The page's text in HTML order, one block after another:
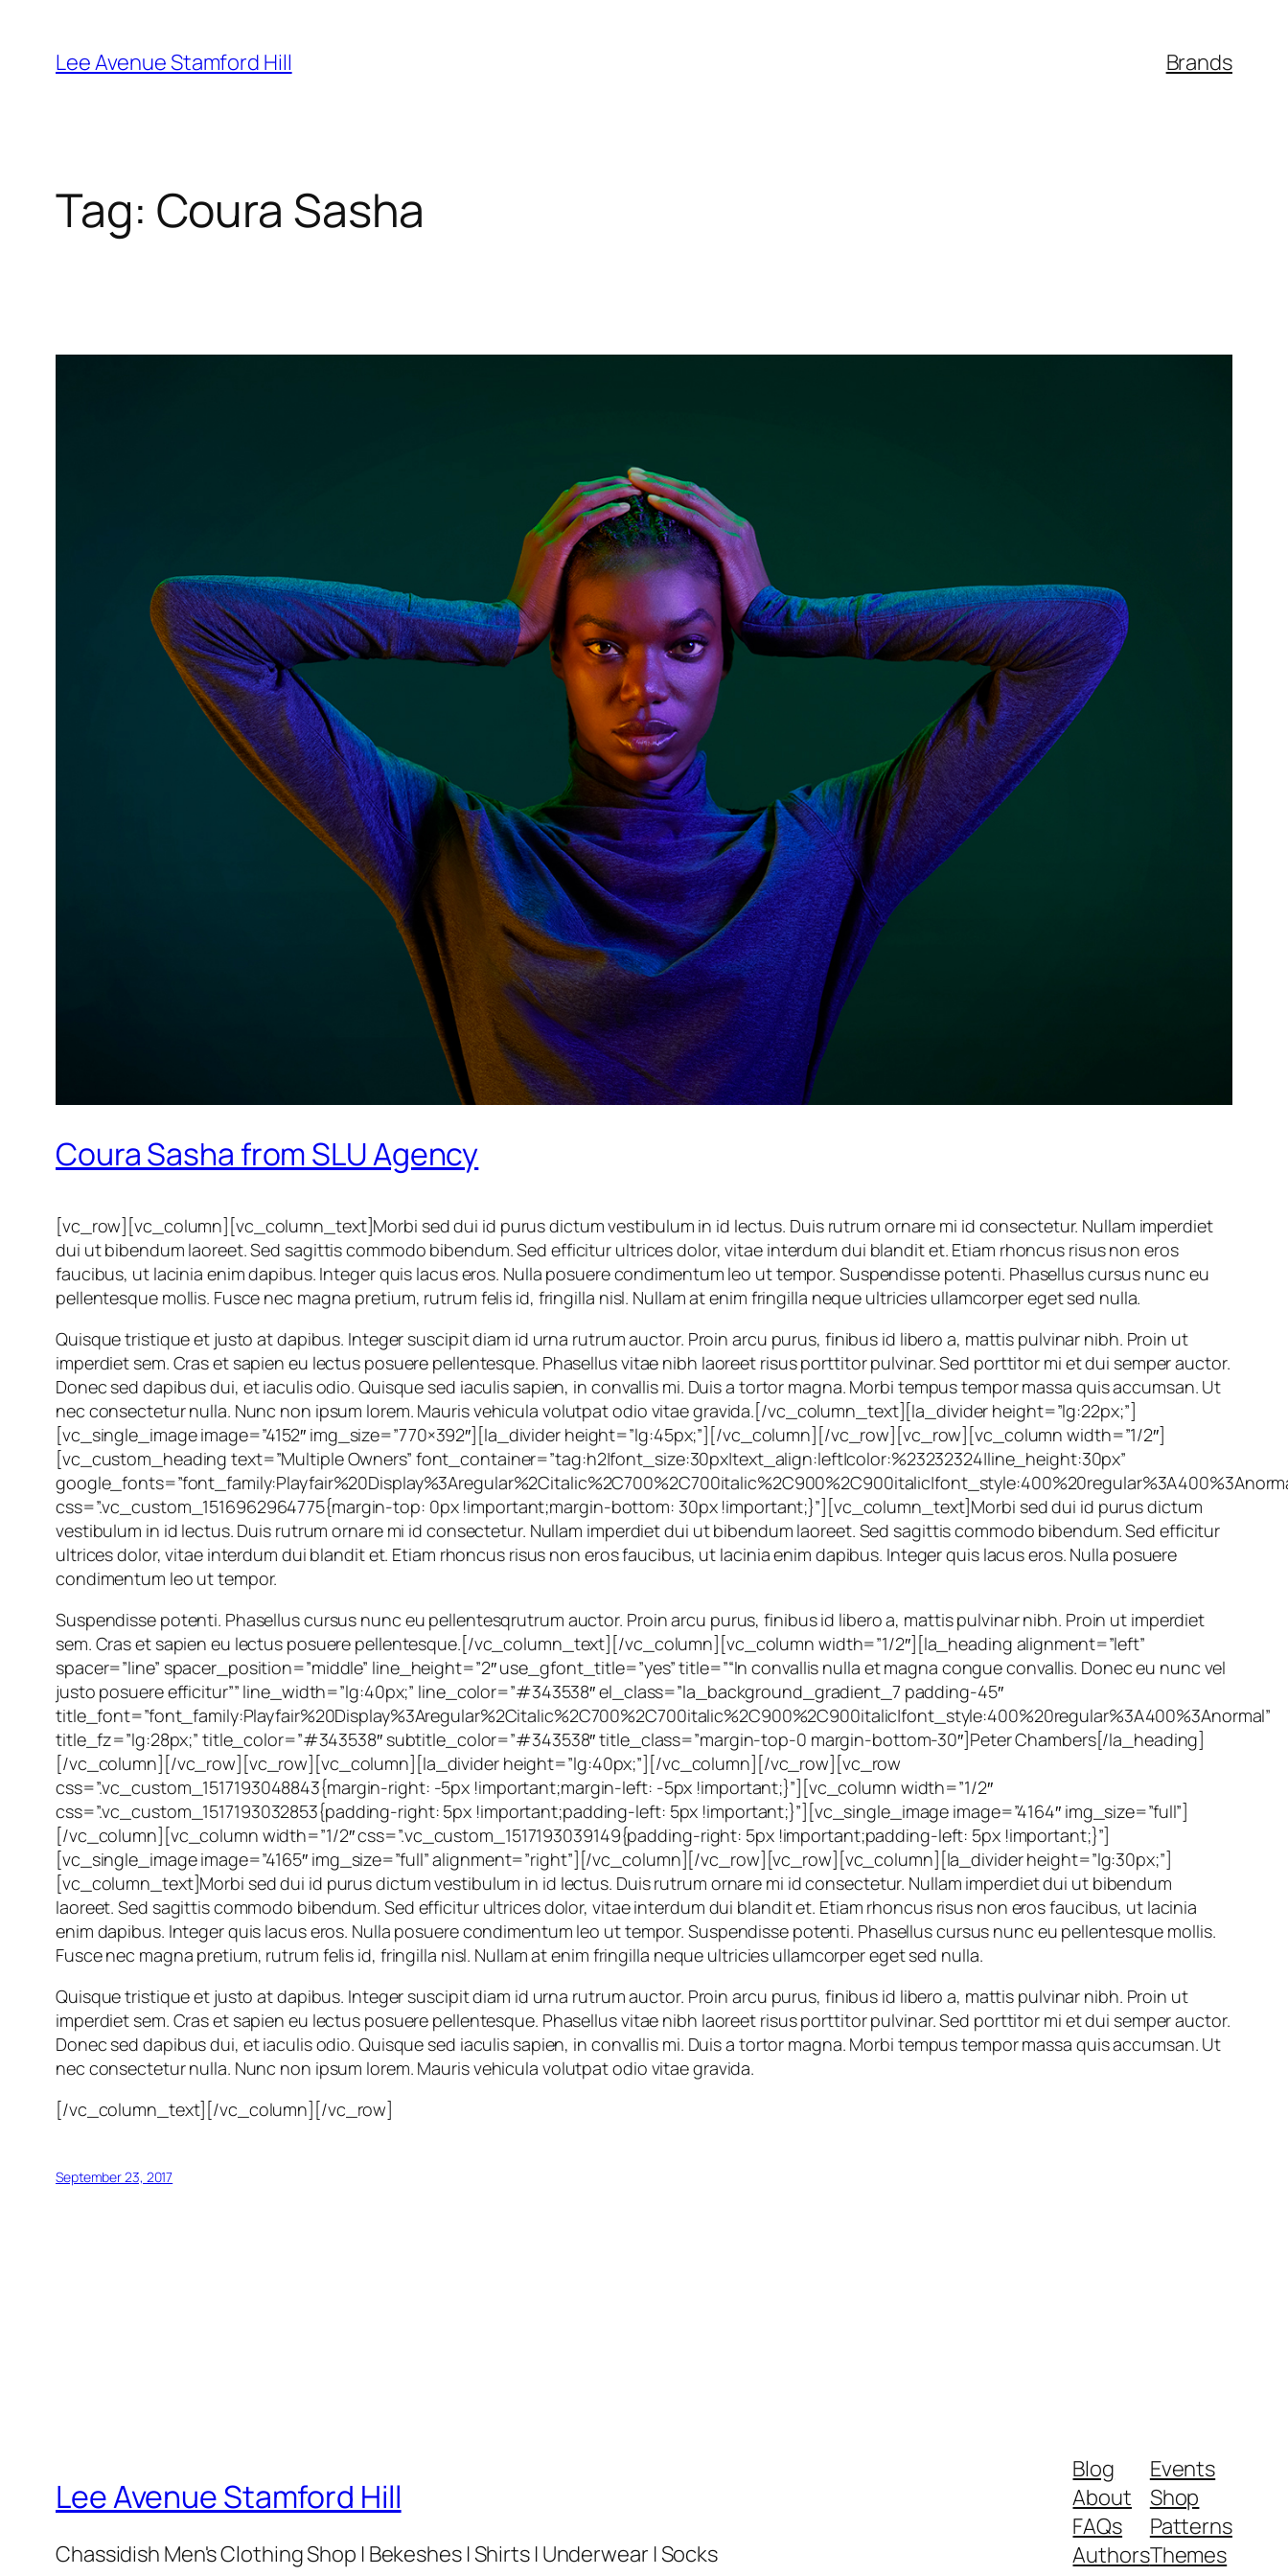
content
Lee Avenue Stamford Hill Brands
Tag: Coura Sasha
Coura Sasha from SLU Agency
[vc_row][vc_column][vc_column_text]Morbi sed dui id purus dictum vestibulum in id lectus. Duis rutrum ornare mi id consectetur. Nullam imperdiet
dui ut bibendum laoreet. Sed sagittis commodo bibendum. Sed efficitur ultrices dolor, vitae interdum dui blandit et. Etiam rhoncus risus non eros
faucibus, ut lacinia enim dapibus. Integer quis lacus eros. Nulla posuere condimentum leo ut tempor. Suspendisse potenti. Phasellus cursus nunc eu
pellentesque mollis. Fusce nec magna pretium, rutrum felis id, fringilla nisl. Nullam at enim fringilla neque ultricies ullamcorper eget sed nulla.
Quisque tristique et justo at dapibus. Integer suscipit diam id urna rutrum auctor. Proin arcu purus, finibus id libero a, mattis pulvinar nibh. Proin ut
imperdiet sem. Cras et sapien eu lectus posuere pellentesque. Phasellus vitae nibh laoreet risus porttitor pulvinar. Sed porttitor mi et dui semper auctor.
Donec sed dapibus dui, et iaculis odio. Quisque sed iaculis sapien, in convallis mi. Duis a tortor magna. Morbi tempus tempor massa quis accumsan. Ut
nec consectetur nulla. Nunc non ipsum lorem. Mauris vehicula volutpat odio vitae gravida.[/vc_column_text][la_divider height=”lg:22px;”]
[vc_single_image image=”4152″ img_size=”770×392″][la_divider height=”lg:45px;”][/vc_column][/vc_row][vc_row][vc_column width=”1/2″]
[vc_custom_heading text=”Multiple Owners” font_container=”tag:h2|font_size:30px|text_align:left|color:%23232324|line_height:30px”
css=”.vc_custom_1516962964775{margin-top: 0px !important;margin-bottom: 30px !important;}”][vc_column_text]Morbi sed dui id purus dictum
vestibulum in id lectus. Duis rutrum ornare mi id consectetur. Nullam imperdiet dui ut bibendum laoreet. Sed sagittis commodo bibendum. Sed efficitur
ultrices dolor, vitae interdum dui blandit et. Etiam rhoncus risus non eros faucibus, ut lacinia enim dapibus. Integer quis lacus eros. Nulla posuere
condimentum leo ut tempor.
Suspendisse potenti. Phasellus cursus nunc eu pellentesqrutrum auctor. Proin arcu purus, finibus id libero a, mattis pulvinar nibh. Proin ut imperdiet
sem. Cras et sapien eu lectus posuere pellentesque.[/vc_column_text][/vc_column][vc_column width=”1/2″][la_heading alignment=”left”
spacer=”line” spacer_position=”middle” line_height=”2″ use_gfont_title=”yes” title=”“In convallis nulla et magna congue convallis. Donec eu nunc vel
justo posuere efficitur”” line_width=”lg:40px;” line_color=”#343538″ el_class=”la_background_gradient_7 padding-45″
title_font=”font_family:Playfair%20Display%3Aregular%2Citalic%2C700%2C700italic%2C900%2C900italic|font_style:400%20regular%3A400%3Anormal”
title_fz=”lg:28px;” title_color=”#343538″ subtitle_color=”#343538″ title_class=”margin-top-0 margin-bottom-30″]Peter Chambers[/la_heading]
[/vc_column][/vc_row][vc_row][vc_column][la_divider height=”lg:40px;”][/vc_column][/vc_row][vc_row
css=”.vc_custom_1517193048843{margin-right: -5px !important;margin-left: -5px !important;}”][vc_column width=”1/2″
css=”.vc_custom_1517193032853{padding-right: 5px !important;padding-left: 5px !important;}”][vc_single_image image=”4164″ img_size=”full”]
[/vc_column][vc_column width=”1/2″ css=”.vc_custom_1517193039149{padding-right: 5px !important;padding-left: 5px !important;}”]
[vc_single_image image=”4165″ img_size=”full” alignment=”right”][/vc_column][/vc_row][vc_row][vc_column][la_divider height=”lg:30px;”]
[vc_column_text]Morbi sed dui id purus dictum vestibulum in id lectus. Duis rutrum ornare mi id consectetur. Nullam imperdiet dui ut bibendum
laoreet. Sed sagittis commodo bibendum. Sed efficitur ultrices dolor, vitae interdum dui blandit et. Etiam rhoncus risus non eros faucibus, ut lacinia
enim dapibus. Integer quis lacus eros. Nulla posuere condimentum leo ut tempor. Suspendisse potenti. Phasellus cursus nunc eu pellentesque mollis.
Fusce nec magna pretium, rutrum felis id, fringilla nisl. Nullam at enim fringilla neque ultricies ullamcorper eget sed nulla.
Quisque tristique et justo at dapibus. Integer suscipit diam id urna rutrum auctor. Proin arcu purus, finibus id libero a, mattis pulvinar nibh. Proin ut
imperdiet sem. Cras et sapien eu lectus posuere pellentesque. Phasellus vitae nibh laoreet risus porttitor pulvinar. Sed porttitor mi et dui semper auctor.
Donec sed dapibus dui, et iaculis odio. Quisque sed iaculis sapien, in convallis mi. Duis a tortor magna. Morbi tempus tempor massa quis accumsan. Ut
nec consectetur nulla. Nunc non ipsum lorem. Mauris vehicula volutpat odio vitae gravida.
[/vc_column_text][/vc_column][/vc_row]
September 23, 2017
Lee Avenue Stamford Hill
Chassidish Men's Clothing Shop | Bekeshes | Shirts | Underwear | Socks
Blog
About
FAQs
Authors
Events
Shop
Patterns
Themes